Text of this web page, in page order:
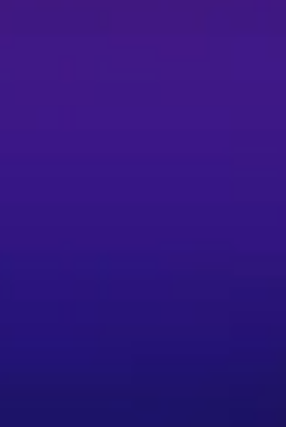
產生部分視線遮擋，購票前請確認可
滾區：一樓搖滾站席依序號排隊入場，
人一票入場；身高 110 公分以下兒童不
拍照、錄影、錄音；禁止攜帶外食、飲
、燒毀或無法辨識恕不補發；如遺失請
說明辦理，逾期或未依規定者可能無法